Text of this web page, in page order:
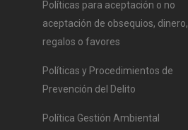
Políticas para aceptación o no
aceptación de obsequios, dinero,
regalos o favores
Políticas y Procedimientos de
Prevención del Delito
Política Gestión Ambiental